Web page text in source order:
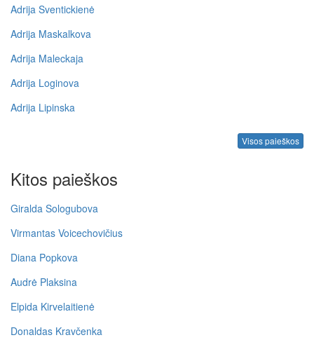
Adrija Sventickienė
Adrija Maskalkova
Adrija Maleckaja
Adrija Loginova
Adrija Lipinska
Visos paieškos
Kitos paieškos
Giralda Sologubova
Virmantas Voicechovičius
Diana Popkova
Audrė Plaksina
Elpida Kirvelaitienė
Donaldas Kravčenka